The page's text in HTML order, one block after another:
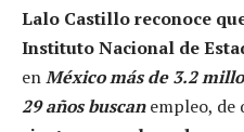
Lalo Castillo reconoce
Instituto Nacional de
enMéxico más de 3.2
29 años buscanempleo, de